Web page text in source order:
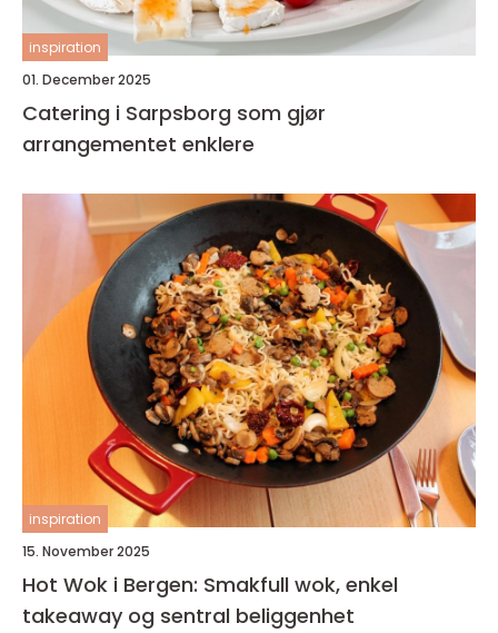
inspiration
01. December 2025
Catering i Sarpsborg som gjør
arrangementet enklere
inspiration
15. November 2025
Hot Wok i Bergen: Smakfull wok, enkel
takeaway og sentral beliggenhet